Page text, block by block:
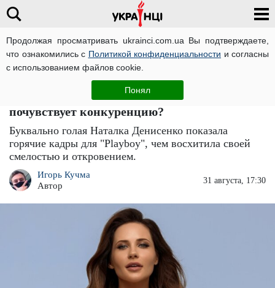
Продолжая просматривать ukrainci.com.ua Вы подтверждаете,
что ознакомились с Политикой конфиденциальности и согласны
с использованием файлов cookie.
Понял
Наталка Денисенко засветила голые
"булочки": Оля Полякова в "Playboy"
почувствует конкуренцию?
Буквально голая Наталка Денисенко показала
горячие кадры для "Playboy", чем восхитила своей
смелостью и откровением.
Игорь Кучма
Автор
31 августа, 17:30